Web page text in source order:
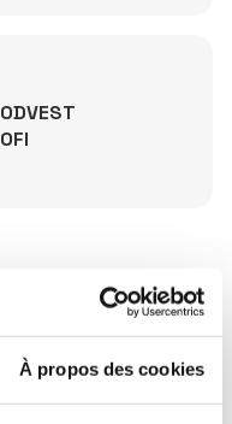
À propos des cookies